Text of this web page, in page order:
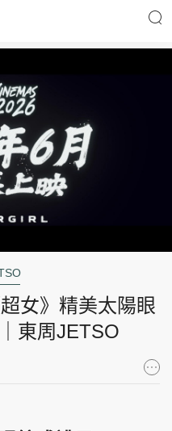
優享生活
東周專欄
女》精美太陽眼
東周JETSO